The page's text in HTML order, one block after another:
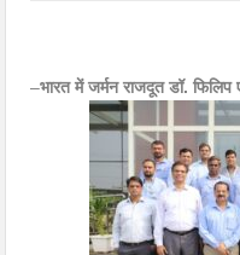
–भारत में जर्मन राजदूत डॉ.